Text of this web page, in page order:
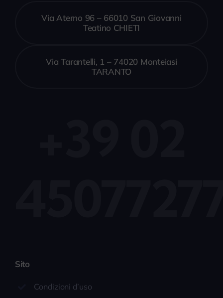
Via Aterno 96 – 66010 San Giovanni
Teatino CHIETI
Via Tarantelli, 1 – 74020 Monteiasi
TARANTO
Sito
Condizioni d’uso